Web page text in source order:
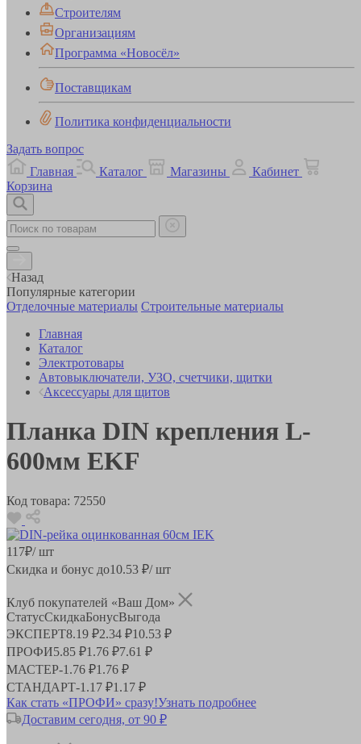
Строителям
Организациям
Программа «Новосёл»
Поставщикам
Политика конфиденциальности
Задать вопрос
Главная
Каталог Магазины
Кабинет
Корзина
Назад
Популярные категории
Отделочные материалы Строительные материалы
Главная
Каталог
Электротовары
Автовыключатели, УЗО, счетчики, щитки
Аксессуары для щитов
Планка DIN крепления L-
600мм EKF
Код товара: 72550
117₽/ шт
Скидка и бонус до10.53 ₽/ шт
Клуб покупателей «Ваш Дом»
СтатусСкидкаБонусВыгода
ЭКСПЕРТ8.19 ₽2.34 ₽10.53 ₽
ПРОФИ5.85 ₽1.76 ₽7.61 ₽
МАСТЕР-1.76 ₽1.76 ₽
СТАНДАРТ-1.17 ₽1.17 ₽
Как стать «ПРОФИ» сразу!Узнать подробнее
Доставим сегодня, от 90 ₽